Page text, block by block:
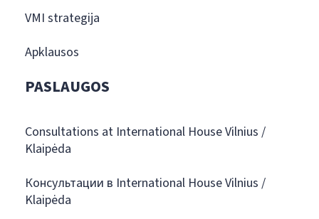
VMI strategija
Apklausos
PASLAUGOS
Consultations at International House Vilnius /
Klaipėda
Консультации в International House Vilnius /
Klaipėda